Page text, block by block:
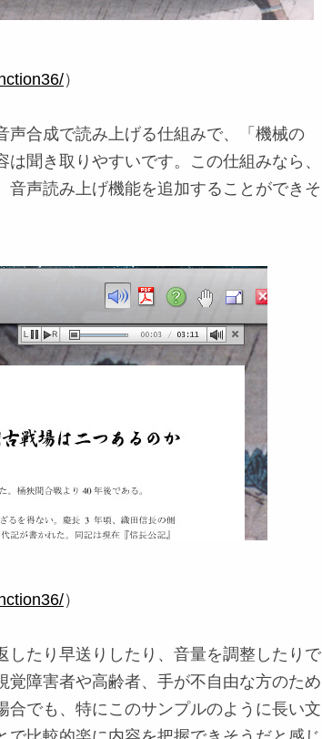
）
声合成で読み上げる仕組みで、「機械の
聞き取りやすいです。この仕組みなら、
音声読み上げ機能を追加することができそ
）
したり早送りしたり、音量を調整したりで
覚障害者や高齢者、手が不自由な方のため
合でも、特にこのサンプルのように長い文